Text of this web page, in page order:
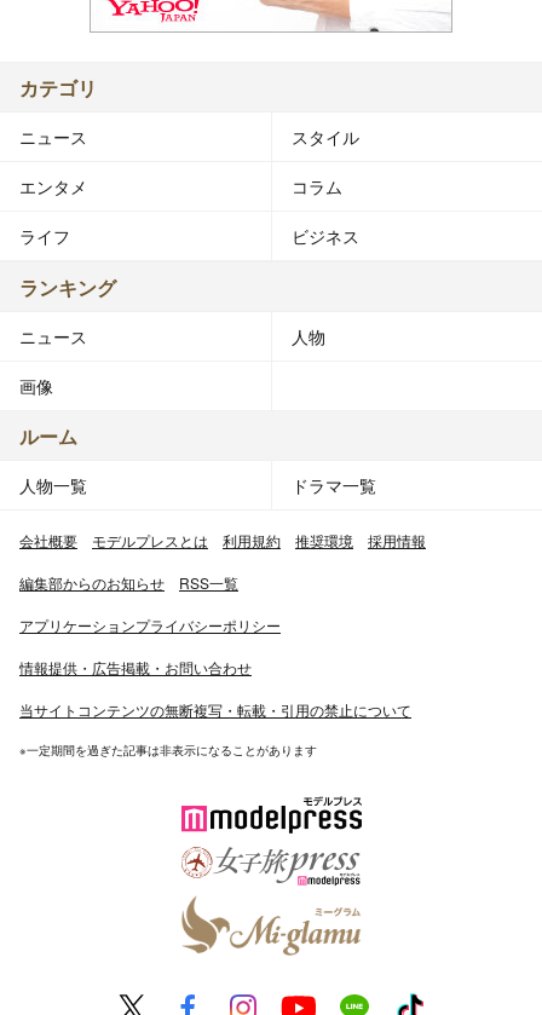
カテゴリ
ニュース スタイル
エンタメ コラム
ライフ ビジネス
ランキング
ニュース 人物
画像
ルーム
人物一覧 ドラマ一覧
会社概要 モデルプレスとは 利用規約 推奨環境 採用情報
編集部からのお知らせ RSS一覧
アプリケーションプライバシーポリシー
情報提供・広告掲載・お問い合わせ
当サイトコンテンツの無断複写・転載・引用の禁止について
※一定期間を過ぎた記事は非表示になることがあります